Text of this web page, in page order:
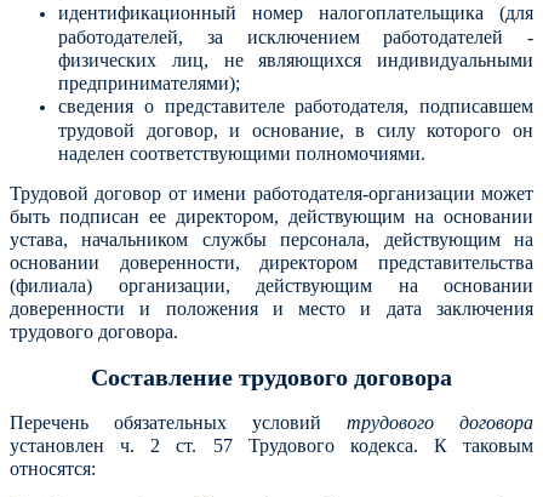
идентификационный номер налогоплательщика (для
работодателей, за исключением работодателей -
физических лиц, не являющихся индивидуальными
предпринимателями);
сведения о представителе работодателя, подписавшем
трудовой договор, и основание, в силу которого он
наделен соответствующими полномочиями.
Трудовой договор от имени работодателя-организации может
быть подписан ее директором, действующим на основании
устава, начальником службы персонала, действующим на
основании доверенности, директором представительства
(филиала) организации, действующим на основании
доверенности и положения и место и дата заключения
трудового договора.
Составление трудового договора
Перечень обязательных условий трудового договора
установлен ч. 2 ст. 57 Трудового кодекса. К таковым
относятся: